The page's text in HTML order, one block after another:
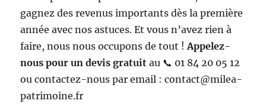
gagnez des revenus importants dès la première
année avec nos astuces. Et vous n’avez rien à
faire, nous nous occupons de tout !Appelez-
nous pour un devis gratuit au 📞 01 84 20 05 12
ou contactez-nous par email : contact@milea-
patrimoine.fr